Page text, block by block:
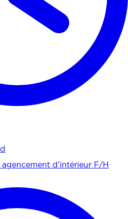
d’intérieur F/H